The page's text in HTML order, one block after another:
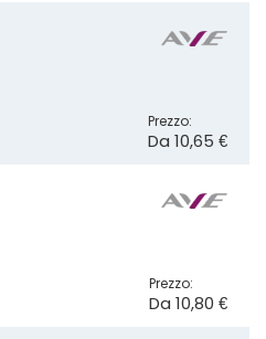
Prezzo:
Da 10,65 €
Prezzo:
Da 10,80 €